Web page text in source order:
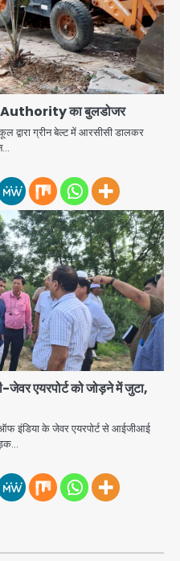
Authority का बुलडोजर
द्वारा ग्रीन बेल्ट में आरसीसी डालकर
एयरपोर्ट को जोड़ने में जुटा,
इंडिया के जेवर एयरपोर्ट से आईजीआई
Hospital: नोएडा
हादसा टला; मरीजों की सुरक्षा
Mission 2027:
के सह-पर्यवेक्षक बने
गौतमबुद्धनगर नेताओं ने जताया
Bharati School
21 के बाल भारती स्कूल में
वेंटिलेशन बेसमेंट में चल रही थी
NCPCR की शिकायत पर
पहुंचे, साथ में प्रियंका की
ग्राउंड में छात्रों से संवाद,
105: हाई कोर्ट जज व पूर्व